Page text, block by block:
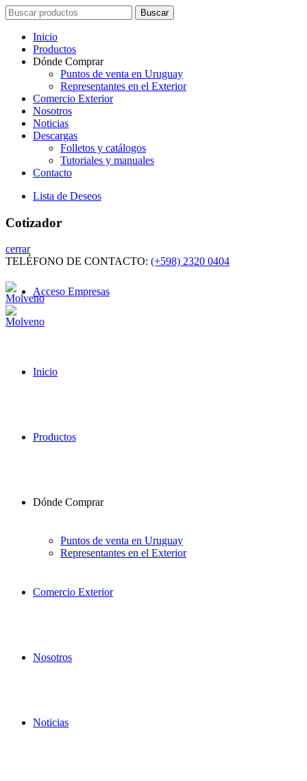
Search
for:
Buscar
Inicio
Productos
Dónde Comprar
Puntos de venta en Uruguay
Representantes en el Exterior
Comercio Exterior
Nosotros
Noticias
Descargas
Folletos y catálogos
Tutoriales y manuales
Contacto
Lista de Deseos
Cotizador
cerrar
TELÉFONO DE CONTACTO: (+598) 2320 0404
Acceso Empresas
Inicio
Productos
Dónde Comprar
Puntos de venta en Uruguay
Representantes en el Exterior
Comercio Exterior
Nosotros
Noticias